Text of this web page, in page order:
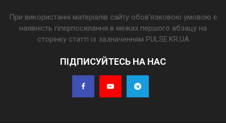
При використанні матеріалів сайту обов'язковою умовою є
наявність гіперпосилання в межах першого абзацу на
сторінку статті із зазначенням PULSE.KR.UA
ПІДПИСУЙТЕСЬ НА НАС